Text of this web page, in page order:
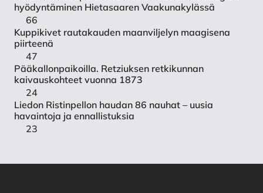
hyödyntäminen Hietasaaren Vaakunakylässä
66
Kuppikivet rautakauden maanviljelyn maagisena
piirteenä
47
Pääkallonpaikoilla. Retziuksen retkikunnan
kaivauskohteet vuonna 1873
24
Liedon Ristinpellon haudan 86 nauhat – uusia
havaintoja ja ennallistuksia
23